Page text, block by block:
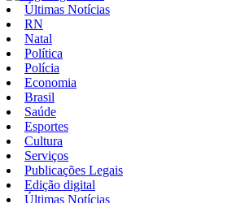
Últimas Notícias
RN
Natal
Política
Polícia
Economia
Brasil
Saúde
Esportes
Cultura
Serviços
Publicações Legais
Edição digital
Últimas Notícias